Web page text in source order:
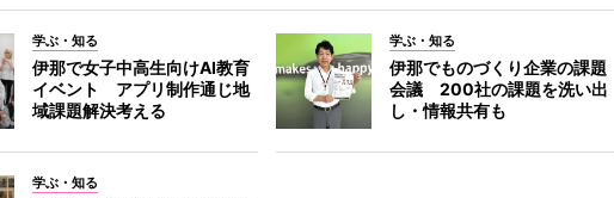
学ぶ・知る
伊那で女子中高生向けAI教育
イベント アプリ制作通じ地
域課題解決考える
学ぶ・知る
伊那でものづくり企業の課題
会議 200社の課題を洗い出
し・情報共有も
学ぶ・知る